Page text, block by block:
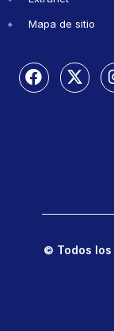
Mapa de sitio
© Todos los